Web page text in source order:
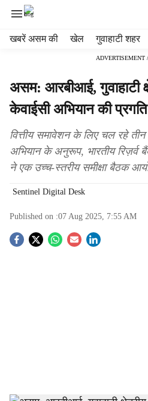
खबरें असम की खेल गुवाहाटी शहर
ADVERTISEMENT
असम: आरबीआई, गुवाहाटी
केवाईसी अभियान की प्रगति
वित्तीय समावेशन के लिए चल रहे तीन
अभियान के अनुरूप, भारतीय रिज़र्व
ने एक उच्च-स्तरीय समीक्षा बैठक
Sentinel Digital Desk
Published on :07 Aug 2025, 7:55 AM
S